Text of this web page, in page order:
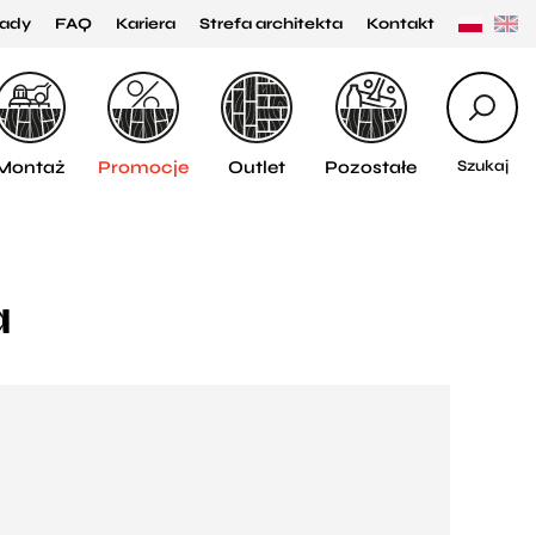
FAQ Kariera Strefa architekta Kontakt
Szukaj
Promocje Outlet Pozostałe